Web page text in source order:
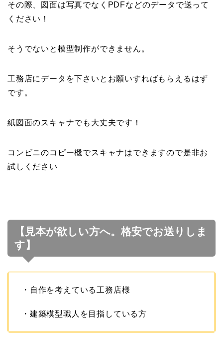
その際、図面は写真でなくPDFなどのデータで送って
ください！
そうでないと模型制作ができません。
工務店にデータを下さいとお願いすればもらえるはず
です。
紙図面のスキャナでも大丈夫です！
コンビニのコピー機でスキャナはできますので是非お
試しください
【見本が欲しい方へ。格安でお送りしま
す】
・自作を考えている工務店様
・建築模型職人を目指している方